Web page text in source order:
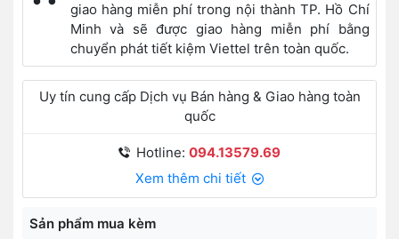
giao hàng miễn phí trong nội thành TP. Hồ Chí
Minh và sẽ được giao hàng miễn phí bằng
chuyển phát tiết kiệm Viettel trên toàn quốc.
Uy tín cung cấp Dịch vụ Bán hàng & Giao hàng toàn
quốc
Hotline:094.13579.69
Xem thêm chi tiết
Sản phẩm mua kèm